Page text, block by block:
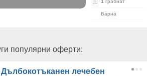
1 грабнат
Варна
популярни оферти:
лечебен